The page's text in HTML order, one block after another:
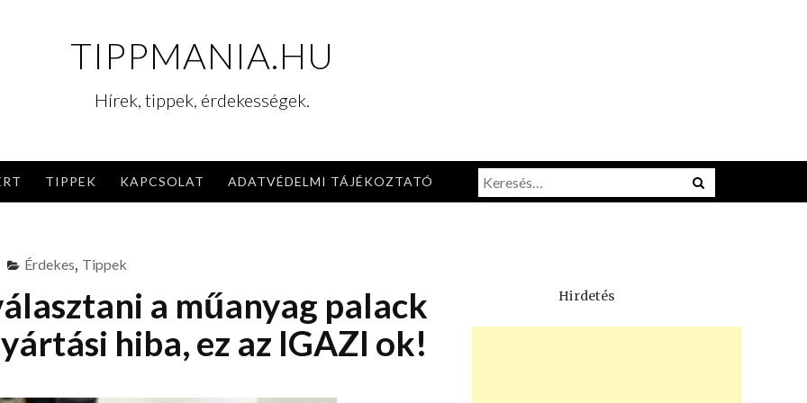
TIPPMANIA.HU
Hírek, tippek, érdekességek.
TIPPEK KAPCSOLAT ADATVÉDELMI TÁJÉKOZTATÓ Menu
Keresés:
Érdekes, Tippek
a műanyag palack
hiba, ez az IGAZI ok!
Hirdetés